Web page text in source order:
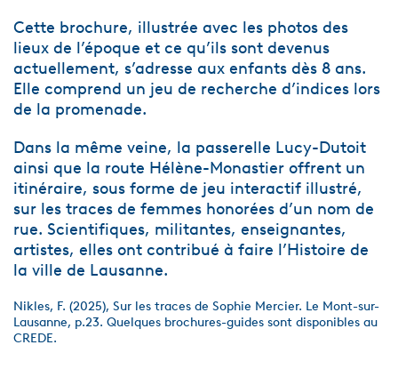
Cette brochure, illustrée avec les photos des
lieux de l’époque et ce qu’ils sont devenus
actuellement, s’adresse aux enfants dès 8 ans.
Elle comprend un jeu de recherche d’indices lors
de la promenade.
Dans la même veine, la passerelle Lucy-Dutoit
ainsi que la route Hélène-Monastier offrent un
itinéraire, sous forme de jeu interactif illustré,
sur les traces de femmes honorées d’un nom de
rue. Scientifiques, militantes, enseignantes,
artistes, elles ont contribué à faire l’Histoire de
la ville de Lausanne.
Nikles, F. (2025), Sur les traces de Sophie Mercier. Le Mont-sur-
Lausanne, p.23. Quelques brochures-guides sont disponibles au
CREDE.